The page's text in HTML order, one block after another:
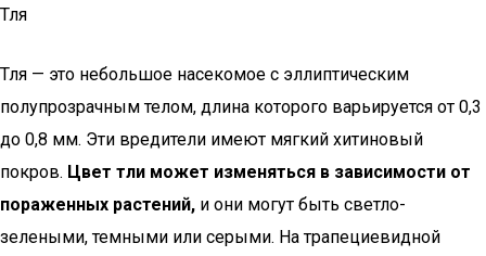
Тля
Тля — это небольшое насекомое с эллиптическим
полупрозрачным телом, длина которого варьируется от 0,3
до 0,8 мм. Эти вредители имеют мягкий хитиновый
покров. Цвет тли может изменяться в зависимости от
пораженных растений, и они могут быть светло-
зелеными, темными или серыми. На трапециевидной